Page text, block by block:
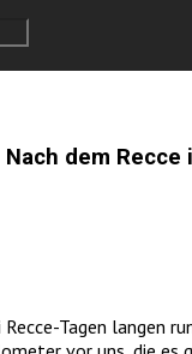
Nach dem Recce
Tagen langen